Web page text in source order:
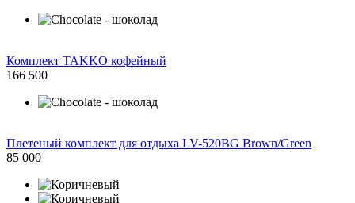
Комплект TAKKO кофейный
166 500
Плетеный комплект для отдыха LV-520BG Brown/Green
85 000